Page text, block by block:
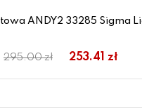
ANDY2 33285 Sigma
295.00 zł 253.41 zł